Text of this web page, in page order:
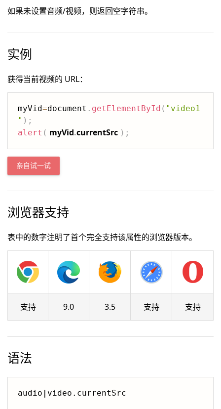
如果未设置音频/视频，则返回空字符串。
实例
获得当前视频的 URL：
myVid=document . getElementById ( "video1
" ) ;
alert ( myVid.currentSrc ) ;
亲自试一试
浏览器支持
表中的数字注明了首个完全支持该属性的浏览器版本。
支持 9.0 3.5 支持 支持
语法
audio|video.currentSrc